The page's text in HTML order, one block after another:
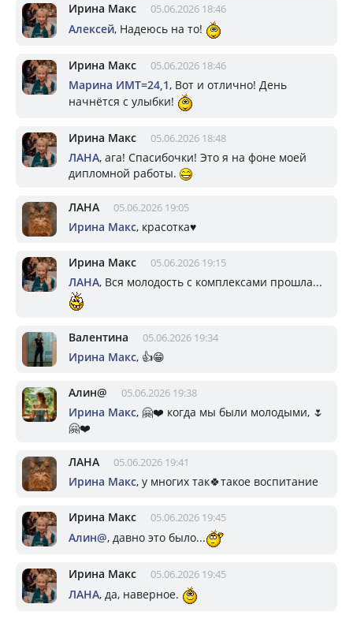
Ирина Макс 05.06.2026 18:46
Алексей, Надеюсь на то!
Ирина Макс 05.06.2026 18:46
Марина ИМТ=24,1, Вот и отлично! День
начнётся с улыбки!
Ирина Макс 05.06.2026 18:48
ЛАНА, ага! Спасибочки! Это я на фоне моей
дипломной работы.
ЛАНА 05.06.2026 19:05
Ирина Макс, красотка♥️
Ирина Макс 05.06.2026 19:15
ЛАНА, Вся молодость с комплексами прошла...
Валентина 05.06.2026 19:34
Ирина Макс, 👍😁
Алин@ 05.06.2026 19:38
Ирина Макс, 🤗❤️ когда мы были молодыми, 🌷
🤗❤️
ЛАНА 05.06.2026 19:41
Ирина Макс, у многих так🍀такое воспитание
Ирина Макс 05.06.2026 19:45
Алин@, давно это было...
Ирина Макс 05.06.2026 19:45
ЛАНА, да, наверное.